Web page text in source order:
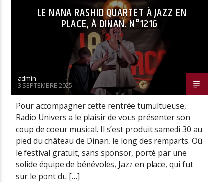
LE NANA RASHID QUARTET À JAZZ EN
PLACE, À DINAN. N°1216
admin
3 SEPTEMBRE 2025
Pour accompagner cette rentrée tumultueuse,
Radio Univers a le plaisir de vous présenter son
coup de coeur musical. Il s’est produit samedi 30 au
pied du château de Dinan, le long des remparts. Où
le festival gratuit, sans sponsor, porté par une
solide équipe de bénévoles, Jazz en place, qui fut
sur le pont du […]